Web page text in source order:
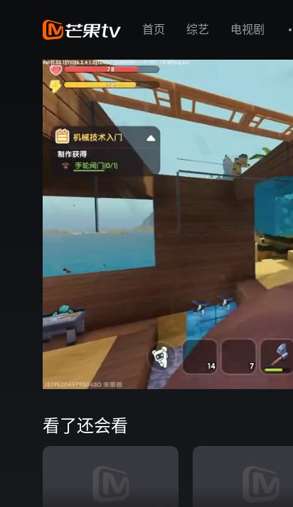
首页 综艺 电视剧
看了还会看